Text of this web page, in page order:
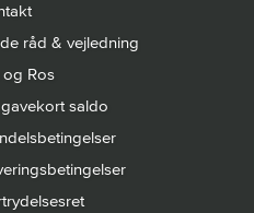
råd & vejledning
og Ros
saldo